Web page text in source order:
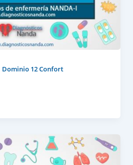
Dominio 12 Confort